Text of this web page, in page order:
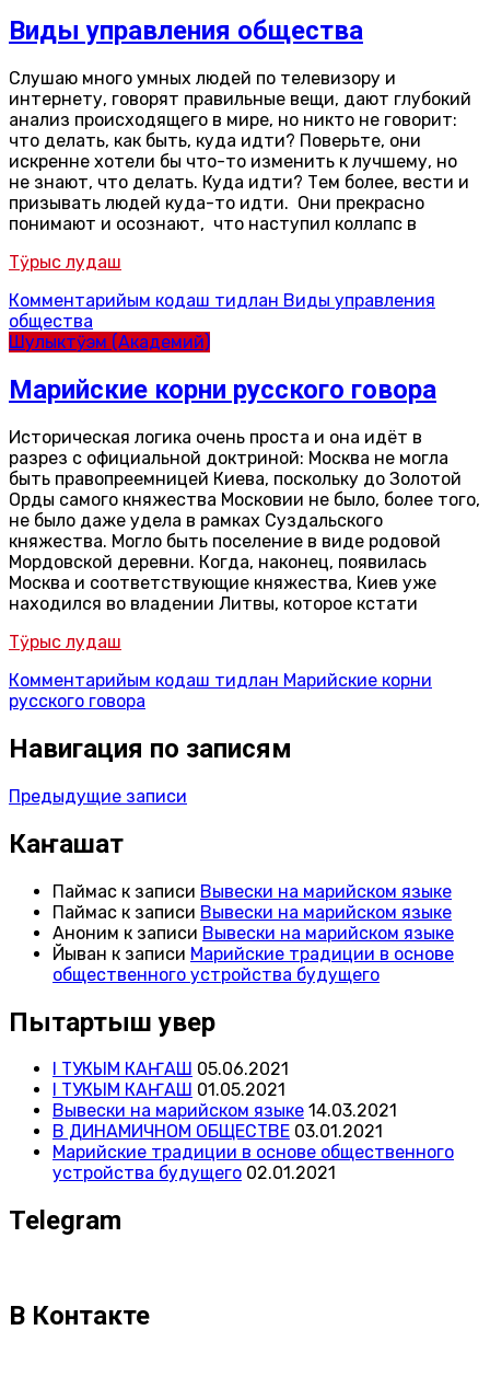
Виды управления общества
Слушаю много умных людей по телевизору и
интернету, говорят правильные вещи, дают глубокий
анализ происходящего в мире, но никто не говорит:
что делать, как быть, куда идти? Поверьте, они
искренне хотели бы что-то изменить к лучшему, но
не знают, что делать. Куда идти? Тем более, вести и
призывать людей куда-то идти. Они прекрасно
понимают и осознают, что наступил коллапс в
Тӱрыс лудаш
Комментарийым кодаш тидлан Виды управления
общества
Шулыктӱэм (Академий)
Марийские корни русского говора
Историческая логика очень проста и она идёт в
разрез с официальной доктриной: Москва не могла
быть правопреемницей Киева, поскольку до Золотой
Орды самого княжества Московии не было, более того,
не было даже удела в рамках Суздальского
княжества. Могло быть поселение в виде родовой
Мордовской деревни. Когда, наконец, появилась
Москва и соответствующие княжества, Киев уже
находился во владении Литвы, которое кстати
Тӱрыс лудаш
Комментарийым кодаш тидлан Марийские корни
русского говора
Навигация по записям
Предыдущие записи
Каҥашат
Паймас к записи Вывески на марийском языке
Паймас к записи Вывески на марийском языке
Аноним к записи Вывески на марийском языке
Йыван к записи Марийские традиции в основе
общественного устройства будущего
Пытартыш увер
I ТУКЫМ КАҤАШ 05.06.2021
I ТУКЫМ КАҤАШ 01.05.2021
Вывески на марийском языке 14.03.2021
В ДИНАМИЧНОМ ОБЩЕСТВЕ 03.01.2021
Марийские традиции в основе общественного
устройства будущего 02.01.2021
Telegram
В Контакте